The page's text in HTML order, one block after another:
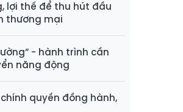
lợi thế để thu hút đầu
thương mại
- hành trình cần
năng động
quyền đồng hành,